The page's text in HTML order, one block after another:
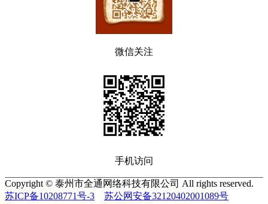
微信关注
手机访问
Copyright © 泰州市全通网络科技有限公司 All rights reserved.
苏ICP备10208771号-3
苏公网安备32120402001089号